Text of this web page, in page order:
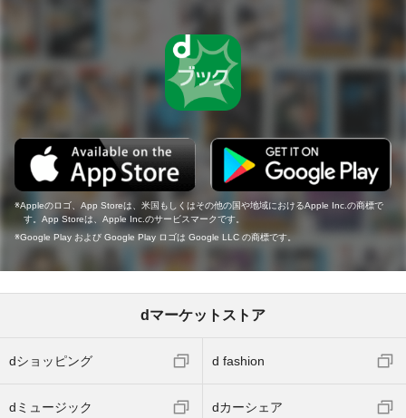
Appleのロゴ、App Storeは、米国もしくはその他の国や地域におけるApple Inc.の商標で
す。App Storeは、Apple Inc.のサービスマークです。
Google Play および Google Play ロゴは Google LLC の商標です。
dマーケットストア
dショッピング d fashion
dミュージック dカーシェア